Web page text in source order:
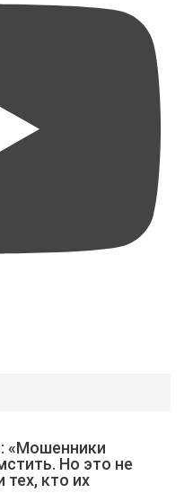
«Мошенники
Но это не
тех, кто их